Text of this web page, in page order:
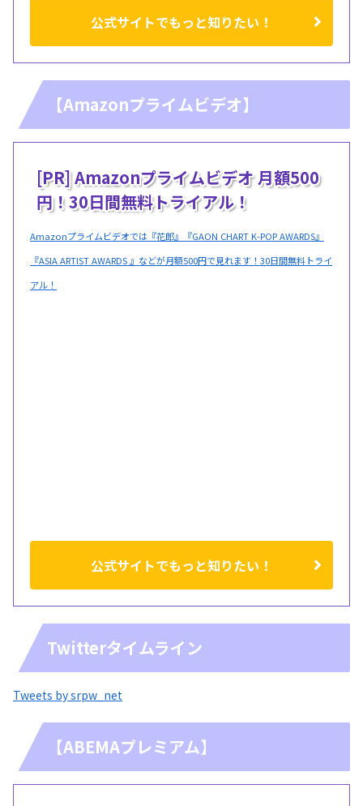
公式サイトでもっと知りたい！
【Amazonプライムビデオ】
[PR] Amazonプライムビデオ 月額500
円！30日間無料トライアル！
Amazonプライムビデオでは『花郎』『GAON CHART K-POP AWARDS』
『ASIA ARTIST AWARDS 』などが月額500円で見れます！30日間無料トライ
アル！
公式サイトでもっと知りたい！
Twitterタイムライン
Tweets by srpw_net
【ABEMAプレミアム】